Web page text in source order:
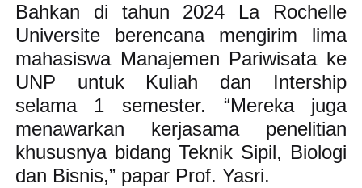
Bahkan di tahun 2024 La Rochelle
Universite berencana mengirim lima
mahasiswa Manajemen Pariwisata ke
UNP untuk Kuliah dan Intership
selama 1 semester. “Mereka juga
menawarkan kerjasama penelitian
khususnya bidang Teknik Sipil, Biologi
dan Bisnis,” papar Prof. Yasri.